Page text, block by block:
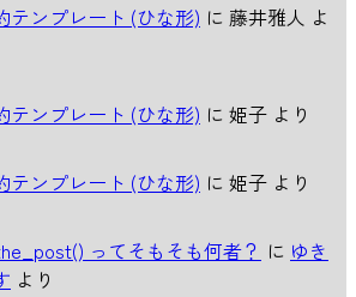
テンプレート (ひな形) に 藤井雅人 よ
テンプレート (ひな形) に 姫子 より
テンプレート (ひな形) に 姫子 より
ってそもそも何者？ に ゆき
より